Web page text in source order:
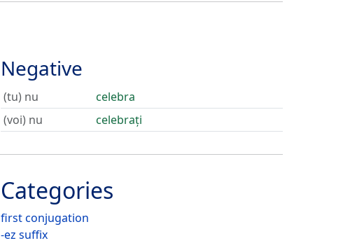
Negative
(tu) nu
celebra
(voi) nu
celebrați
Categories
first conjugation
-ez suffix